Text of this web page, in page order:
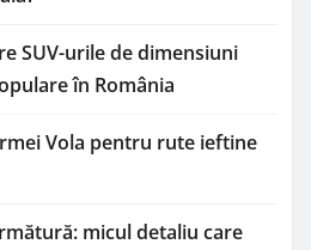
SUV-urile de dimensiuni
în România
Vola pentru rute ieftine
micul detaliu care